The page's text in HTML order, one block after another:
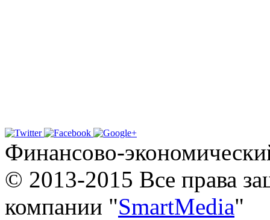
Финансово-
© 2013-2015 Все права
компании "SmartMedia"